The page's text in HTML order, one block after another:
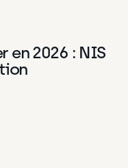
en 2026 : NIS